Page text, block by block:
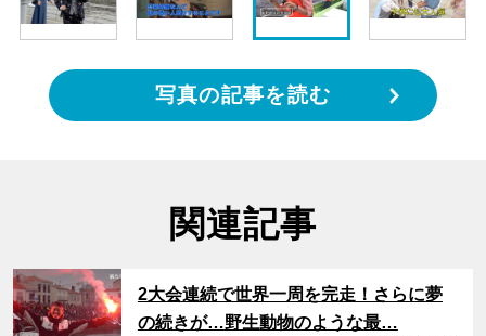
写真の記事を読む
関連記事
サムネイル
2大会連続で世界一周を完走！さらに夢
の続きが…野生動物のような最…